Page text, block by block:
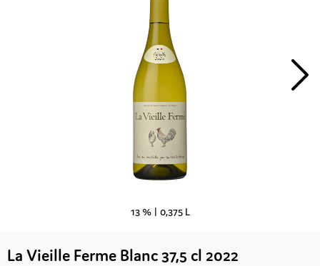
13 % | 0,375 L
La Vieille Ferme Blanc 37,5 cl 2022